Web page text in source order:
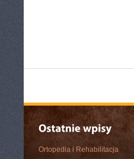
Ortopedia i Rehabilitacja